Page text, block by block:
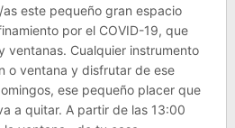
este pequeño gran espacio
por el COVID-19, que
ventanas. Cualquier instrumento
o ventana y disfrutar de ese
ese pequeño placer que
a quitar. A partir de las 13:00